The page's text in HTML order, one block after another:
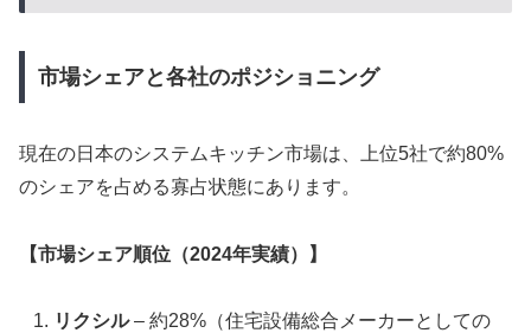
市場シェアと各社のポジショニング
現在の日本のシステムキッチン市場は、上位5社で約80%
のシェアを占める寡占状態にあります。
【市場シェア順位（2024年実績）】
リクシル– 約28%（住宅設備総合メーカーとしての